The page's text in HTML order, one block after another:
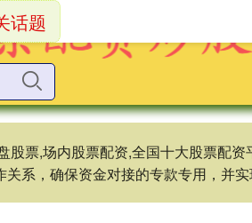
股票,场内股票配资,全国十大股票配
系，确保资金对接的专款专用，并实
话题